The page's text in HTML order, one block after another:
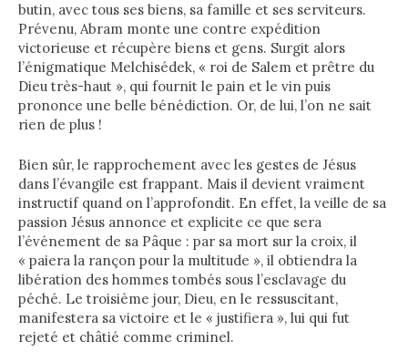
butin, avec tous ses biens, sa famille et ses serviteurs.
Prévenu, Abram monte une contre expédition
victorieuse et récupère biens et gens. Surgit alors
l’énigmatique Melchisédek, « roi de Salem et prêtre du
Dieu très-haut », qui fournit le pain et le vin puis
prononce une belle bénédiction. Or, de lui, l’on ne sait
rien de plus !
Bien sûr, le rapprochement avec les gestes de Jésus
dans l’évangile est frappant. Mais il devient vraiment
instructif quand on l’approfondit. En effet, la veille de sa
passion Jésus annonce et explicite ce que sera
l’événement de sa Pâque : par sa mort sur la croix, il
« paiera la rançon pour la multitude », il obtiendra la
libération des hommes tombés sous l’esclavage du
péché. Le troisième jour, Dieu, en le ressuscitant,
manifestera sa victoire et le « justifiera », lui qui fut
rejeté et châtié comme criminel.